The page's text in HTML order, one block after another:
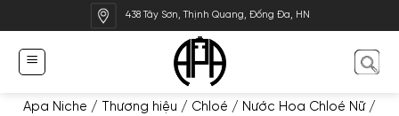
qua
dung
438 Tây Sơn, Thịnh Quang, Đống Đa, HN
Apa Niche / Thương hiệu / Chloé / Nước Hoa Chloé Nữ/